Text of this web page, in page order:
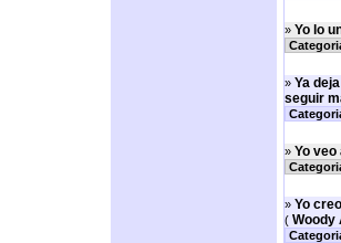
» Yo lo
» Ya
seguir
» Yo veo
» Yo
( Woody